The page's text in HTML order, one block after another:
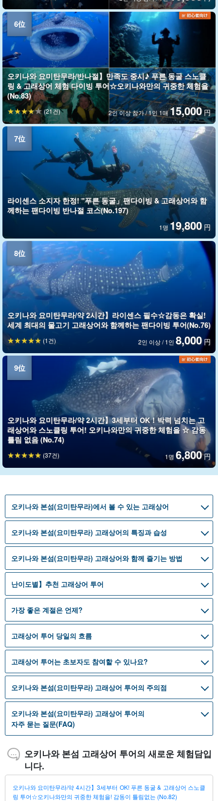
오키나와 요미탄무라/반나절】만족도 중시♪ 푸른 동굴 스노클
링 & 고래상어 체험 다이빙 투어☆오키나와만의 귀중한 체험을
(No.83)
2인 이상 참가 / 1인 1매15,000 円
(21건)
라이센스 소지자 한정! "푸른 동굴」팬다이빙 & 고래상어와 함
께하는 팬다이빙 반나절 코스(No.197)
1명 19,800 円
오키나와 요미탄무라/약 2시간】라이센스 필수☆감동은 확실!
세계 최대의 물고기 고래상어와 함께하는 팬다이빙 투어(No.76)
2인 이상 / 1인 8,000 円
(1건)
오키나와 요미탄무라/약 2시간】3세부터 OK！박력 넘치는 고
래상어와 스노클링 투어! 오키나와만의 귀중한 체험을 ☆ 감동
틀림 없음 (No.74)
1명 6,800 円
(37건)
오키나와 본섬(요미탄무라)에서 볼 수 있는 고래상어
오키나와 본섬(요미탄무라) 고래상어의 특징과 습성
오키나와 본섬(요미탄무라) 고래상어와 함께 즐기는 방법
난이도별】추천 고래상어 투어
가장 좋은 계절은 언제?
고래상어 투어 당일의 흐름
고래상어 투어는 초보자도 참여할 수 있나요?
오키나와 본섬(요미탄무라) 고래상어 투어의 주의점
오키나와 본섬(요미탄무라) 고래상어 투어의
자주 묻는 질문(FAQ)
오키나와 본섬 고래상어 투어의 새로운 체험담입
니다.
오키나와 요미탄무라/약 4시간】3세부터 OK! 푸른 동굴 & 고래상어 스노클
링 투어☆오키나와만의 귀중한 체험을! 감동이 틀림없는 (No.82)